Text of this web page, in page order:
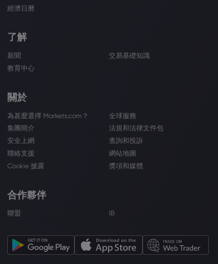
經濟日曆
了解
新聞
交易基礎知識
教育中心
關於
為甚麼選擇 Markets.com？
全球服務
集團簡介
法規和法律文件包
安全上網
查詢和投訴
聯絡支援
網站地圖
Cookie 披露
獎項和媒體
合作夥伴
聯盟 IB